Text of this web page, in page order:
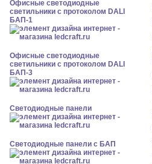
Офисные светодиодные
светильники с протоколом DALI
БАП-1
Офисные светодиодные
светильники с протоколом DALI
БАП-3
Cветодиодные панели
Cветодиодные панели с БАП